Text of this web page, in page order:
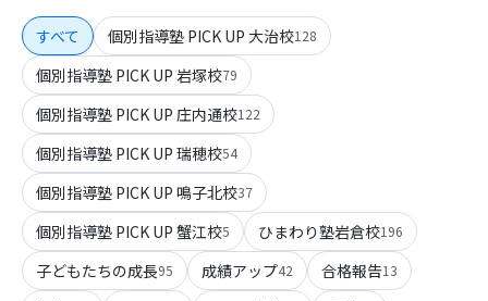
すべて 個別指導塾 PICK UP 大治校128
個別指導塾 PICK UP 岩塚校79
個別指導塾 PICK UP 庄内通校122
個別指導塾 PICK UP 瑞穂校54
個別指導塾 PICK UP 鳴子北校37
個別指導塾 PICK UP 蟹江校5 ひまわり塾岩倉校196
子どもたちの成長95 成績アップ42 合格報告13